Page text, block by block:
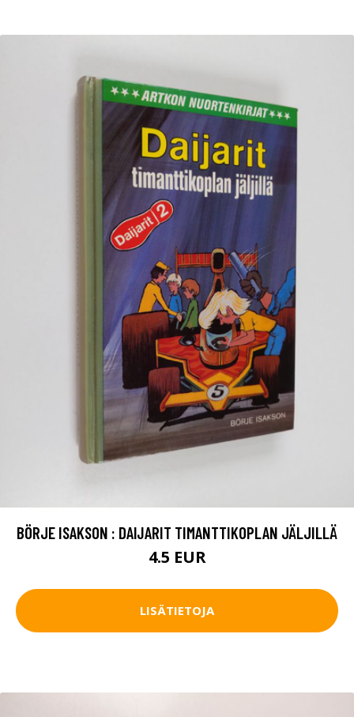
BÖRJE ISAKSON : DAIJARIT TIMANTTIKOPLAN JÄLJILLÄ
4.5 EUR
LISÄTIETOJA